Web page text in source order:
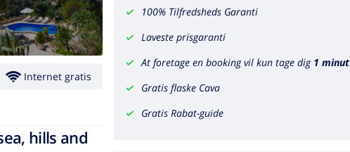
100% Tilfredsheds Garanti
Laveste prisgaranti
At foretage en booking vil kun tage dig 1 minut
Gratis flaske Cava
Gratis Rabat-guide
Internet gratis
hills and